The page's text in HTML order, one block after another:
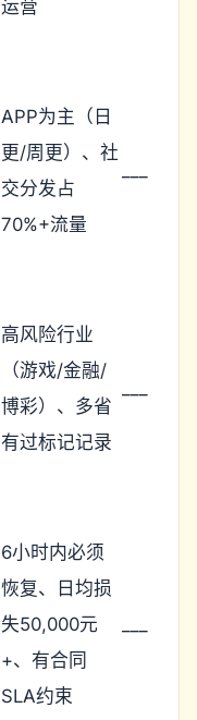
运营
APP为主（日
更/周更）、社
交分发占
70%+流量
高风险行业
（游戏/金融/
博彩）、多省
有过标记记录
6小时内必须
恢复、日均损
失50,000元
+、有合同
SLA约束